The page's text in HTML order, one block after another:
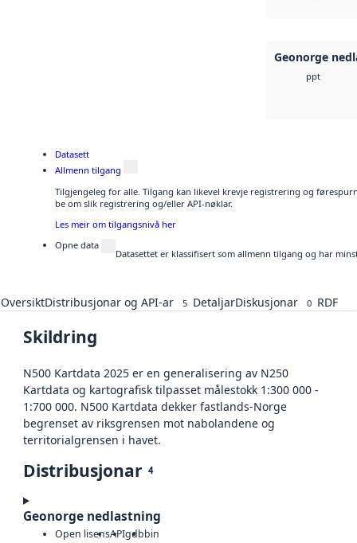
Geonorge
ppt
Datasett
Allmenn tilgang
Tilgjengeleg for alle. Tilgang kan likevel krevje registrering og
be om slik registrering og/eller API-nøklar.
Les meir om tilgangsnivå her
Opne data
Datasettet er klassifisert som allmenn tilgang og har
OversiktDistribusjonar og API-ar 5 DetaljarDiskusjonar 0 RDF
Skildring
N500 Kartdata 2025 er en generalisering av N250
Kartdata og kartografisk tilpasset målestokk 1:300 000 -
1:700 000. N500 Kartdata dekker fastlands-Norge
begrenset av riksgrensen mot nabolandene og
territorialgrensen i havet.
Distribusjonar 4
Geonorge nedlastning
Open lisensAPIgdbbin